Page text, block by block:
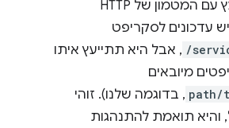
פעם לא תתייעץ עם המטמון של HTTP
עדכונים לסקריפט
/ , אבל היא תתייעץ איתו
מיובאים
path/ , בדוגמה שלנו). זוהי
תואמת להתנהגות